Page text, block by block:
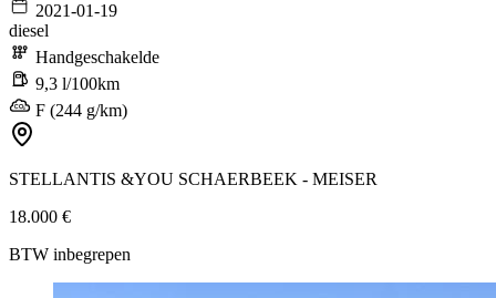
2021-01-19
diesel
Handgeschakelde
9,3 l/100km
F (244 g/km)
STELLANTIS &YOU SCHAERBEEK - MEISER
18.000 €
BTW inbegrepen